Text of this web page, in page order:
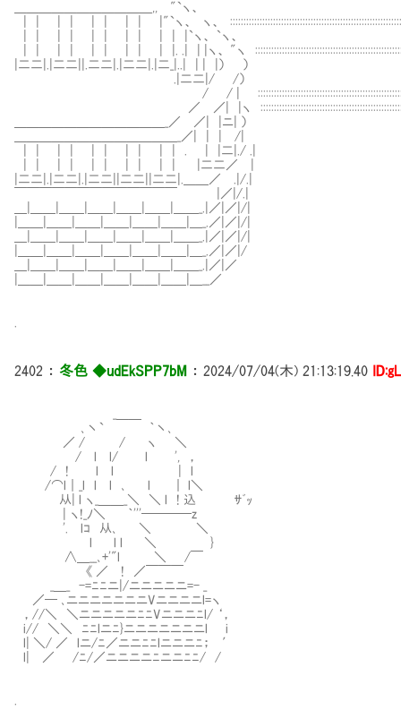
＿＿＿＿＿＿＿＿＿＿＿,, "`ヽ、
| | | | | | | | |"`ヽ、 ヽ、
| | | | | | | | | | |`ヽ、 `ヽ、
| | | | | | | | | |. .| | |ヽ、 "ヽ
|二二|.|二二||.二二|.|二二|.|二_|..| | | |） ）
.|二二|/ /）
/ / |
／ ／| |ヽ
＿＿＿＿＿＿＿＿＿＿＿＿_／ ／| |ニ| ）
＿＿＿＿＿＿＿＿＿＿＿＿＿_／| | | /|
| | | | | | | | | | . | |二|./ .|
| | | | | | | | | | |二二／ |
|二二|.|二二|.|二二||二二||二二|.＿＿／ .|/.|
￣￣￣￣￣￣￣￣￣￣￣￣￣ |／|/.|
＿|＿＿|＿＿|＿＿|＿＿|＿＿|＿＿_.|／|／|/|
|＿＿|＿＿|＿＿|＿＿|＿＿|＿＿|＿_.／|／|/|
＿|＿＿|＿＿|＿＿|＿＿|＿＿|＿＿_.|／|／|/|
|＿＿|＿＿|＿＿|＿＿|＿＿|＿＿|＿_.／|／|/
＿|＿＿|＿＿|＿＿|＿＿|＿＿|＿＿_.|／|／
|＿＿|＿＿|＿＿|＿＿|＿＿|＿＿|＿__／
2402 ： 冬色 ◆udEkSPP7bM ： 2024/07/04(木) 21:13:19.40
､丶` ｀丶､
／ / / ヽ ＼
/ l l/ l ', ，
/ ! l l | l
/⌒l｜_l l l ､ l ｜ l＼
从| l ヽ_＿＿_＼ ＼ l ! 込 ｻﾞｯ
| ヽ!_ﾉ＼ ｀'''────z
'. lｺ 从､ ＼ ＼
l l l ＼ }
∧＿__､+'"l ＼ /￣
《 ／ ! ／￣￣￣
_＿_ -=ﾆﾆニ|/ニニニニニ=- _
／─ ､ニニニニニニニVニニニニl=ヽ
，//＼ ＼ニニニニニﾆﾆVニニニﾆl/ ‘，
i// ＼＼ ﾆﾆlニﾆ}ニニニニニニニl i
l| ＼/ ／ lニ/ﾆ／ニニﾆﾆlニニニﾆ； ′
l| ／ /ﾆ/／ニニニニﾆニニﾆﾆ/ /